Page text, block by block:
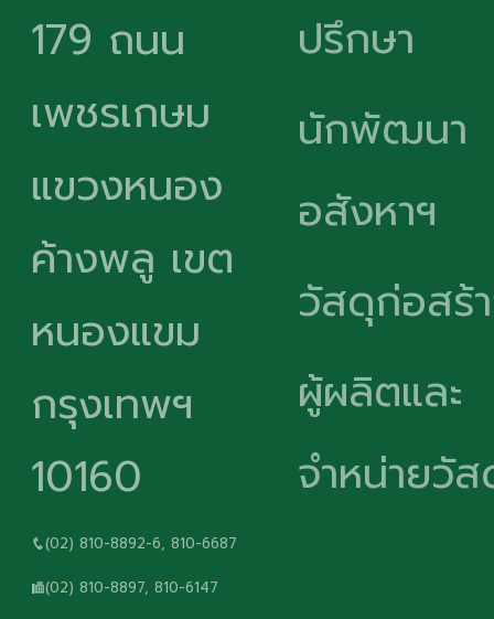
179 ถนน
เพชรเกษม
แขวงหนอง
ค้างพลู เขต
หนองแขม
กรุงเทพฯ
10160
(02) 810-8892-6, 810-6687
(02) 810-8897, 810-6147
ปรึกษา
นักพัฒนา
อสังหาฯ
วัสดุก่อสร้
ผู้ผลิตและ
จำหน่ายวั